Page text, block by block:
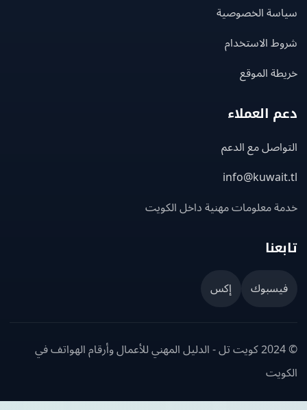
الخصوصية
الاستخدام
الموقع
العملاء
مع الدعم
معلومات مهنية داخل الكويت
إكس
© 2024 كويت تل - الدليل المهني للأعمال وأرقام الهواتف في